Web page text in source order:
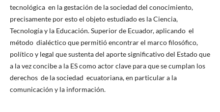
tecnológica en la gestación de la sociedad del conocimiento,
precisamente por esto el objeto estudiado es la Ciencia,
Tecnología y la Educación. Superior de Ecuador, aplicando el
método dialéctico que permitió encontrar el marco filosófico,
político y legal que sustenta del aporte significativo del Estado que
a la vez concibe a la ES como actor clave para que se cumplan los
derechos de la sociedad ecuatoriana, en particular a la
comunicación y la información.